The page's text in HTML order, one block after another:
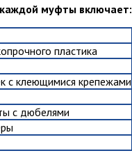
муфты включает:
пластика
с клеющимися крепежами
с дюбелями